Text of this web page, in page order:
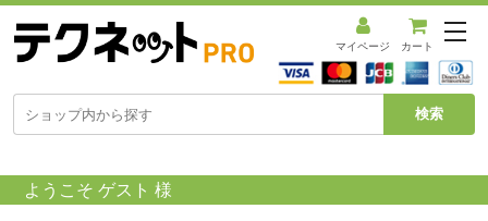
マイページ カート
メ
ュ
ー
を
く
ようこそ ゲスト 様